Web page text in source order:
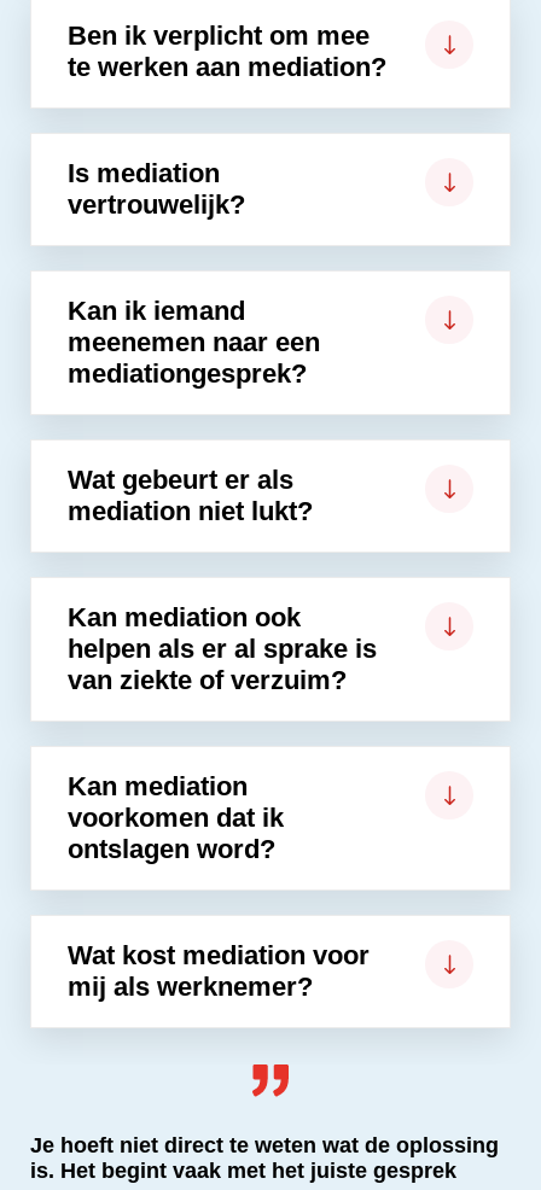
Ben ik verplicht om mee
te werken aan mediation?
Is mediation
vertrouwelijk?
Kan ik iemand
meenemen naar een
mediationgesprek?
Wat gebeurt er als
mediation niet lukt?
Kan mediation ook
helpen als er al sprake is
van ziekte of verzuim?
Kan mediation
voorkomen dat ik
ontslagen word?
Wat kost mediation voor
mij als werknemer?
Je hoeft niet direct te weten wat de oplossing
is. Het begint vaak met het juiste gesprek